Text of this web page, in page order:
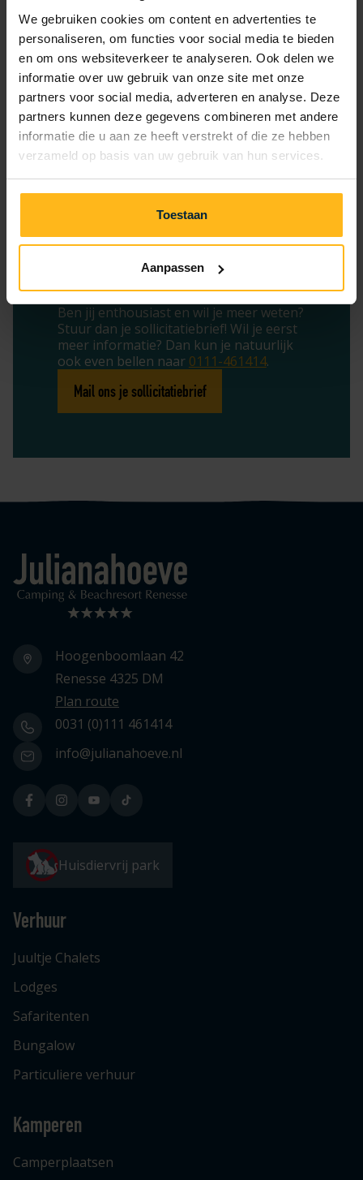
We gebruiken cookies om content en advertenties te
personaliseren, om functies voor social media te bieden
en om ons websiteverkeer te analyseren. Ook delen we
informatie over uw gebruik van onze site met onze
partners voor social media, adverteren en analyse. Deze
partners kunnen deze gegevens combineren met andere
informatie die u aan ze heeft verstrekt of die ze hebben
verzameld op basis van uw gebruik van hun services.
Toestaan
Aanpassen
Enthousiast geworden?
Ben jij enthousiast en wil je meer weten?
Stuur dan je sollicitatiebrief! Wil je eerst
meer informatie? Dan kun je natuurlijk
ook even bellen naar 0111-461414.
Mail ons je sollicitatiebrief
Logo Julianahoeve
Hoogenboomlaan 42
Renesse 4325 DM
Plan route
0031 (0)111 461414
info@julianahoeve.nl
Huisdiervrij park
Verhuur
Juultje Chalets
Lodges
Safaritenten
Bungalow
Particuliere verhuur
Kamperen
Camperplaatsen